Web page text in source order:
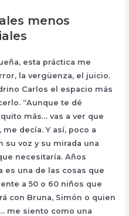
menos
esta práctica me
la vergüenza, el juicio.
Carlos el espacio más
“Aunque te dé
más… vas a ver que
decía. Y así, poco a
su voz y su mirada una
necesitaría. Años
es una de las cosas que
a 50 o 60 niños que
con Bruna, Simón o quien
me siento como una